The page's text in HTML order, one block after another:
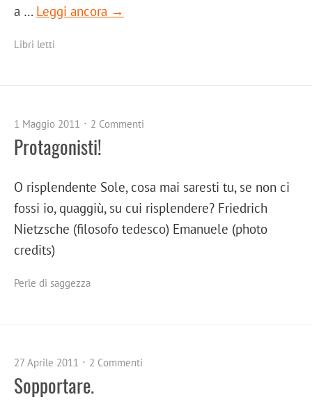
a … Leggi ancora →
Libri letti
1 Maggio 2011 2 Commenti
Protagonisti!
O risplendente Sole, cosa mai saresti tu, se non ci
fossi io, quaggiù, su cui risplendere? Friedrich
Nietzsche (filosofo tedesco) Emanuele (photo
credits)
Perle di saggezza
27 Aprile 2011 2 Commenti
Sopportare.